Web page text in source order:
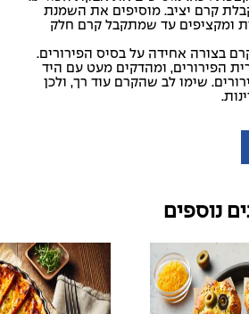
קרם יציב. מוסיפים את השמנת
ומקציפים עד שמתקבל קרם חלק
בצורה אחידה על בסיס הפירורים.
הפירורים, ומהדקים מעט עם היד
שימו לב שהקרם עוד רך, ולכן
נוספים